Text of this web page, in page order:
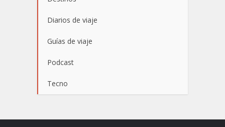
Diarios de viaje
Guías de viaje
Podcast
Tecno